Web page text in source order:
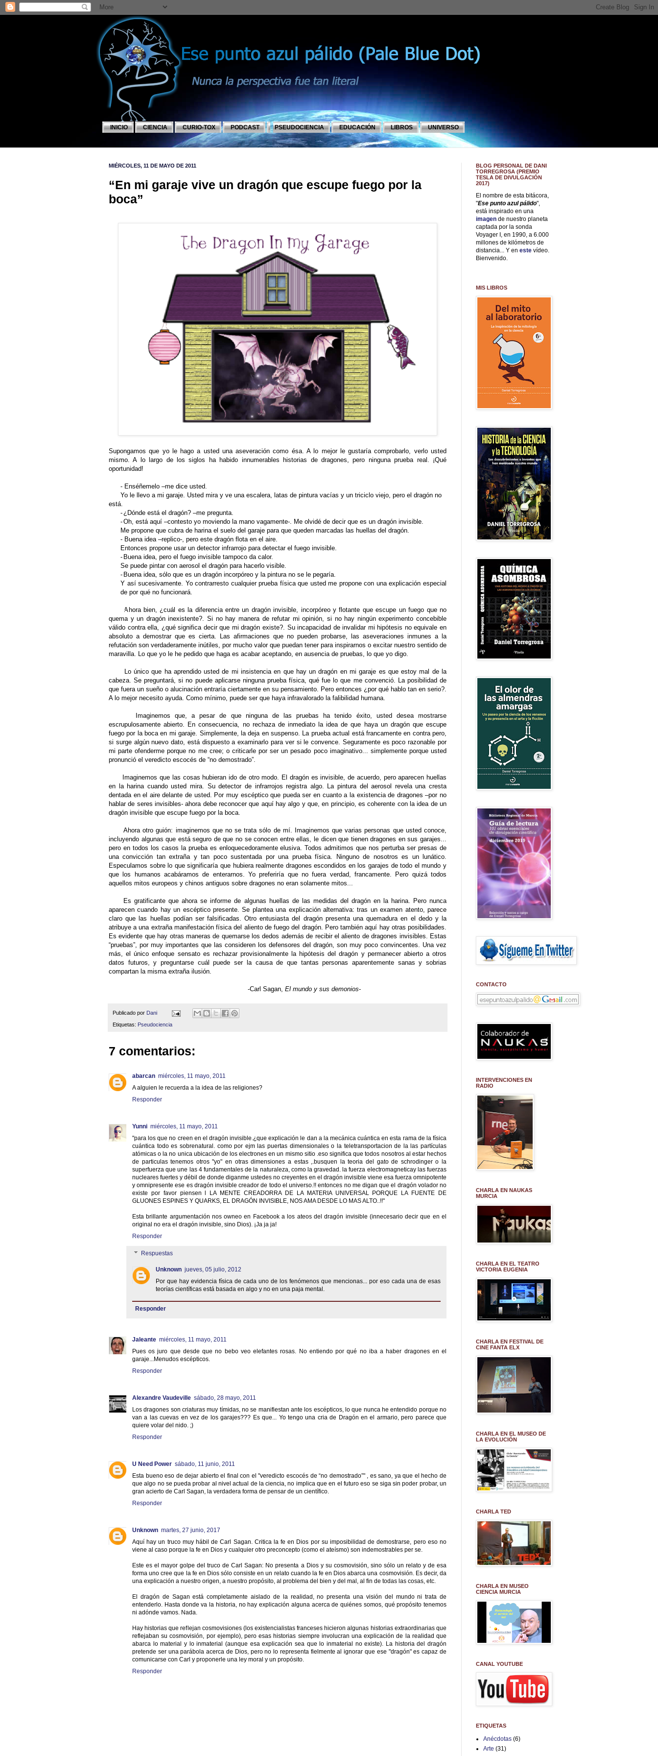
INICIO CIENCIA CURIO-TOX PODCAST PSEUDOCIENCIA EDUCACIÓN LIBROS UNIVERSO
MIÉRCOLES, 11 DE MAYO DE 2011
“En mi garaje vive un dragón que escupe fuego por la
boca”
Supongamos que yo le hago a usted una aseveración como ésa. A lo mejor le gustaría comprobarlo, verlo usted
mismo. A lo largo de los siglos ha habido innumerables historias de dragones, pero ninguna prueba real. ¡Qué
oportunidad!
- Enséñemelo –me dice usted.
Yo le llevo a mi garaje. Usted mira y ve una escalera, latas de pintura vacías y un triciclo viejo, pero el dragón no
está.
- ¿Dónde está el dragón? –me pregunta.
-Oh, está aquí –contesto yo moviendo la mano vagamente-. Me olvidé de decir que es un dragón invisible.
Me propone que cubra de harina el suelo del garaje para que queden marcadas las huellas del dragón.
- Buena idea –replico-, pero este dragón flota en el aire.
Entonces propone usar un detector infrarrojo para detectar el fuego invisible.
- Buena idea, pero el fuego invisible tampoco da calor.
Se puede pintar con aerosol el dragón para hacerlo visible.
- Buena idea, sólo que es un dragón incorpóreo y la pintura no se le pegaría.
Y así sucesivamente. Yo contrarresto cualquier prueba física que usted me propone con una explicación especial
de por qué no funcionará.
Ahora bien, ¿cuál es la diferencia entre un dragón invisible, incorpóreo y flotante que escupe un fuego que no
quema y un dragón inexistente?. Si no hay manera de refutar mi opinión, si no hay ningún experimento concebible
válido contra ella, ¿qué significa decir que mi dragón existe?. Su incapacidad de invalidar mi hipótesis no equivale en
absoluto a demostrar que es cierta. Las afirmaciones que no pueden probarse, las aseveraciones inmunes a la
refutación son verdaderamente inútiles, por mucho valor que puedan tener para inspirarnos o excitar nuestro sentido de
maravilla. Lo que yo le he pedido que haga es acabar aceptando, en ausencia de pruebas, lo que yo digo.
Lo único que ha aprendido usted de mi insistencia en que hay un dragón en mi garaje es que estoy mal de la
cabeza. Se preguntará, si no puede aplicarse ninguna prueba física, qué fue lo que me convenció. La posibilidad de
que fuera un sueño o alucinación entraría ciertamente en su pensamiento. Pero entonces ¿por qué hablo tan en serio?.
A lo mejor necesito ayuda. Como mínimo, puede ser que haya infravalorado la falibilidad humana.
Imaginemos que, a pesar de que ninguna de las pruebas ha tenido éxito, usted desea mostrarse
escrupulosamente abierto. En consecuencia, no rechaza de inmediato la idea de que haya un dragón que escupe
fuego por la boca en mi garaje. Simplemente, la deja en suspenso. La prueba actual está francamente en contra pero,
si surge algún nuevo dato, está dispuesto a examinarlo para ver si le convence. Seguramente es poco razonable por
mi parte ofenderme porque no me cree; o criticarle por ser un pesado poco imaginativo... simplemente porque usted
pronunció el veredicto escocés de “no demostrado”.
Imaginemos que las cosas hubieran ido de otro modo. El dragón es invisible, de acuerdo, pero aparecen huellas
en la harina cuando usted mira. Su detector de infrarrojos registra algo. La pintura del aerosol revela una cresta
dentada en el aire delante de usted. Por muy escéptico que pueda ser en cuanto a la existencia de dragones –por no
hablar de seres invisibles- ahora debe reconocer que aquí hay algo y que, en principio, es coherente con la idea de un
dragón invisible que escupe fuego por la boca.
Ahora otro guión: imaginemos que no se trata sólo de mí. Imaginemos que varias personas que usted conoce,
incluyendo algunas que está seguro de que no se conocen entre ellas, le dicen que tienen dragones en sus garajes...
pero en todos los casos la prueba es enloquecedoramente elusiva. Todos admitimos que nos perturba ser presas de
una convicción tan extraña y tan poco sustentada por una prueba física. Ninguno de nosotros es un lunático.
Especulamos sobre lo que significaría que hubiera realmente dragones escondidos en los garajes de todo el mundo y
que los humanos acabáramos de enterarnos. Yo preferiría que no fuera verdad, francamente. Pero quizá todos
aquellos mitos europeos y chinos antiguos sobre dragones no eran solamente mitos...
Es gratificante que ahora se informe de algunas huellas de las medidas del dragón en la harina. Pero nunca
aparecen cuando hay un escéptico presente. Se plantea una explicación alternativa: tras un examen atento, parece
claro que las huellas podían ser falsificadas. Otro entusiasta del dragón presenta una quemadura en el dedo y la
atribuye a una extraña manifestación física del aliento de fuego del dragón. Pero también aquí hay otras posibilidades.
Es evidente que hay otras maneras de quemarse los dedos además de recibir el aliento de dragones invisibles. Estas
“pruebas”, por muy importantes que las consideren los defensores del dragón, son muy poco convincentes. Una vez
más, el único enfoque sensato es rechazar provisionalmente la hipótesis del dragón y permanecer abierto a otros
datos futuros, y preguntarse cuál puede ser la causa de que tantas personas aparentemente sanas y sobrias
compartan la misma extraña ilusión.
-Carl Sagan, El mundo y sus demonios-
Publicado por Dani
Etiquetas: Pseudociencia
7 comentarios:
abarcan miércoles, 11 mayo, 2011
A alguien le recuerda a la idea de las religiones?
Responder
Yunni miércoles, 11 mayo, 2011
"para los que no creen en el dragón invisible.¿que explicación le dan a la mecánica cuántica en esta rama de la física
cuántica todo es sobrenatural. como por ejm las puertas dimensionales o la teletransportacion de la las partículas
atómicas o la no unica ubicación de los electrones en un mismo sitio .eso significa que todos nosotros al estar hechos
de particulas tenemos otros "yo" en otras dimensiones a estas ,.busquen la teoria del gato de schrodinger o la
superfuerza que une las 4 fundamentales de la naturaleza, como la gravedad. la fuerza electromagneticay las fuerzas
nucleares fuertes y débil de donde diganme ustedes no creyentes en el dragón invisible viene esa fuerza omnipotente
y omnipresente ese es dragón invisible creador de todo el universo.!! entonces no me digan que el dragón volador no
existe por favor piensen l LA MENTE CREADORRA DE LA MATERIA UNIVERSAL PORQUE LA FUENTE DE
GLUONES ESPINES Y QUARKS, EL DRAGÓN INVISIBLE, NOS AMA DESDE LO MAS ALTO..!!"
Esta brillante argumentación nos owneo en Facebook a los ateos del dragón invisible (innecesario decir que en el
original no era el dragón invisible, sino Dios). ¡Ja ja ja!
Responder
Respuestas
Unknown jueves, 05 julio, 2012
Por que hay evidencia física de cada uno de los fenómenos que mencionas... por eso cada una de esas
teorías científicas está basada en algo y no en una paja mental.
Responder
Jaleante miércoles, 11 mayo, 2011
Pues os juro que desde que no bebo veo elefantes rosas. No entiendo por qué no iba a haber dragones en el
garaje...Menudos escépticos.
Responder
Alexandre Vaudeville sábado, 28 mayo, 2011
Los dragones son criaturas muy tímidas, no se manifiestan ante los escépticos, lo que nunca he entendido porque no
van a las cuevas en vez de los garajes??? Es que... Yo tengo una cria de Dragón en el armario, pero parece que
quiere volar del nido. ;)
Responder
U Need Power sábado, 11 junio, 2011
Esta bueno eso de dejar abierto el final con el "veredicto escocés de “no demostrado”" , es sano, ya que el hecho de
que algo no se pueda probar al nivel actual de la ciencia, no implica que en el futuro eso se siga sin poder probar, un
gran acierto de Carl Sagan, la verdadera forma de pensar de un científico.
Responder
Unknown martes, 27 junio, 2017
Aquí hay un truco muy hábil de Carl Sagan. Critica la fe en Dios por su imposibilidad de demostrarse, pero eso no
viene al caso porque la fe en Dios y cualquier otro preconcepto (como el ateísmo) son indemostrables per se.
Este es el mayor golpe del truco de Carl Sagan: No presenta a Dios y su cosmovisión, sino sólo un relato y de esa
forma uno cree que la fe en Dios sólo consiste en un relato cuando la fe en Dios abarca una cosmovisión. Es decir, da
una explicación a nuestro origen, a nuestro propósito, al problema del bien y del mal, al fin de todas las cosas, etc.
El dragón de Sagan está completamente aislado de la realidad, no presenta una visión del mundo ni trata de
entenderlo. Hasta donde va la historia, no hay explicación alguna acerca de quiénes somos, qué propósito tenemos
ni adónde vamos. Nada.
Hay historias que reflejan cosmovisiones (los existencialistas franceses hicieron algunas historias extraordinarias que
reflejaban su cosmovisión, por ejemplo), pero esas historias siempre involucran una explicación de la realidad que
abarca lo material y lo inmaterial (aunque esa explicación sea que lo inmaterial no existe). La historia del dragón
pretende ser una parábola acerca de Dios, pero no lo representa fielmente al ignorar que ese "dragón" es capaz de
comunicarse con Carl y proponerle una ley moral y un propósito.
Responder
BLOG PERSONAL DE DANI
TORREGROSA (PREMIO
TESLA DE DIVULGACIÓN
2017)
El nombre de esta bitácora,
"Ese punto azul pálido",
está inspirado en una
imagen de nuestro planeta
captada por la sonda
Voyager I, en 1990, a 6.000
millones de kilómetros de
distancia... Y en este vídeo.
Bienvenido.
MIS LIBROS
CONTACTO
INTERVENCIONES EN
RADIO
CHARLA EN NAUKAS
MURCIA
CHARLA EN EL TEATRO
VICTORIA EUGENIA
CHARLA EN FESTIVAL DE
CINE FANTA ELX
CHARLA EN EL MUSEO DE
LA EVOLUCIÓN
CHARLA TED
CHARLA EN MUSEO
CIENCIA MURCIA
CANAL YOUTUBE
ETIQUETAS
Anécdotas (6)
Arte (31)